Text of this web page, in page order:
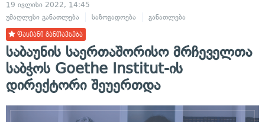
19 ივლისი 2022, 14:45
უმაღლესი განათლება
საზოგადოება განათლება
ფასიანი განთავსება
საბაუნის საერთაშორისო მრჩეველთა
საბჭოს Goethe Institut-ის
დირექტორი შეუერთდა